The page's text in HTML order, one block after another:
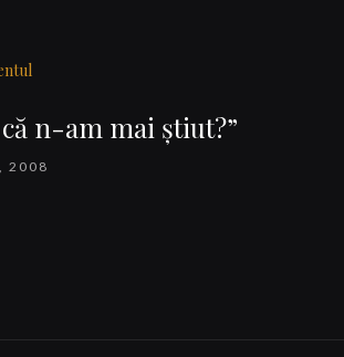
n-am mai ştiut?”
2008